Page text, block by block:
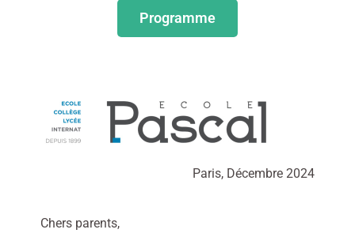
Programme
Paris, Décembre 2024
Chers parents,